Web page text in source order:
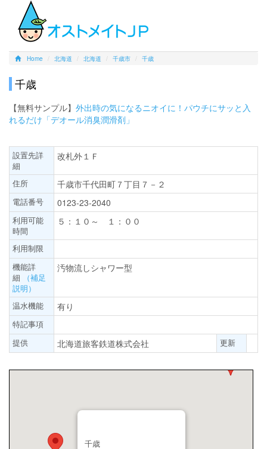
Home 北海道 北海道 千歳市 千歳
千歳
【無料サンプル】 外出時の気になるニオイに！パウチにサッと入
れるだけ「デオール消臭潤滑剤」
設置先詳
細
改札外１Ｆ
住所 千歳市千代田町７丁目７－２
電話番号 0123-23-2040
利用可能
時間
５：１０～ １：００
利用制限
機能詳
細
（補足
説明）
汚物流しシャワー型
温水機能 有り
特記事項
提供
北海道旅客鉄道株式会社 更新
千歳